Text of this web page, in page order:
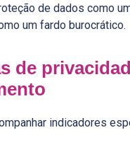
de dados como
um fardo burocrático.
de
indicadores